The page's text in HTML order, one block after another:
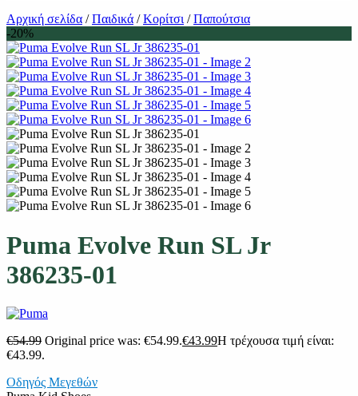
Αρχική σελίδα / Παιδικά / Κορίτσι / Παπούτσια
-20%
Puma Evolve Run SL Jr
386235-01
€54.99 Original price was: €54.99.€43.99Η τρέχουσα τιμή είναι:
€43.99.
Οδηγός Μεγεθών